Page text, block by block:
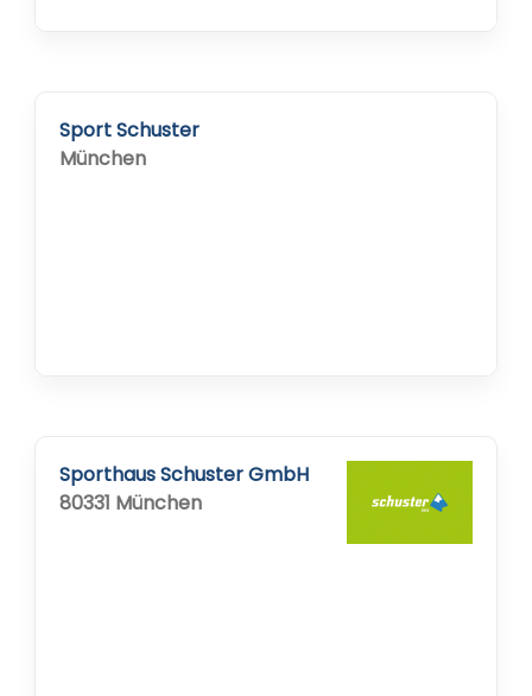
Sport Schuster
München
Sporthaus Schuster GmbH
80331 München